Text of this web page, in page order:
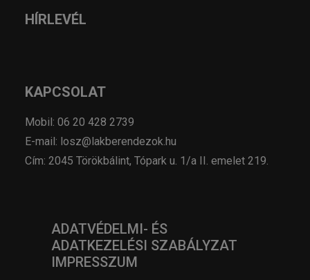
HÍRLEVÉL
KAPCSOLAT
Mobil: 06 20 428 2739
E-mail: losz@lakberendezok.hu
Cím: 2045 Törökbálint, Tópark u. 1/a II. emelet 219.
ADATVÉDELMI- ÉS
ADATKEZELÉSI SZABÁLYZAT
IMPRESSZUM